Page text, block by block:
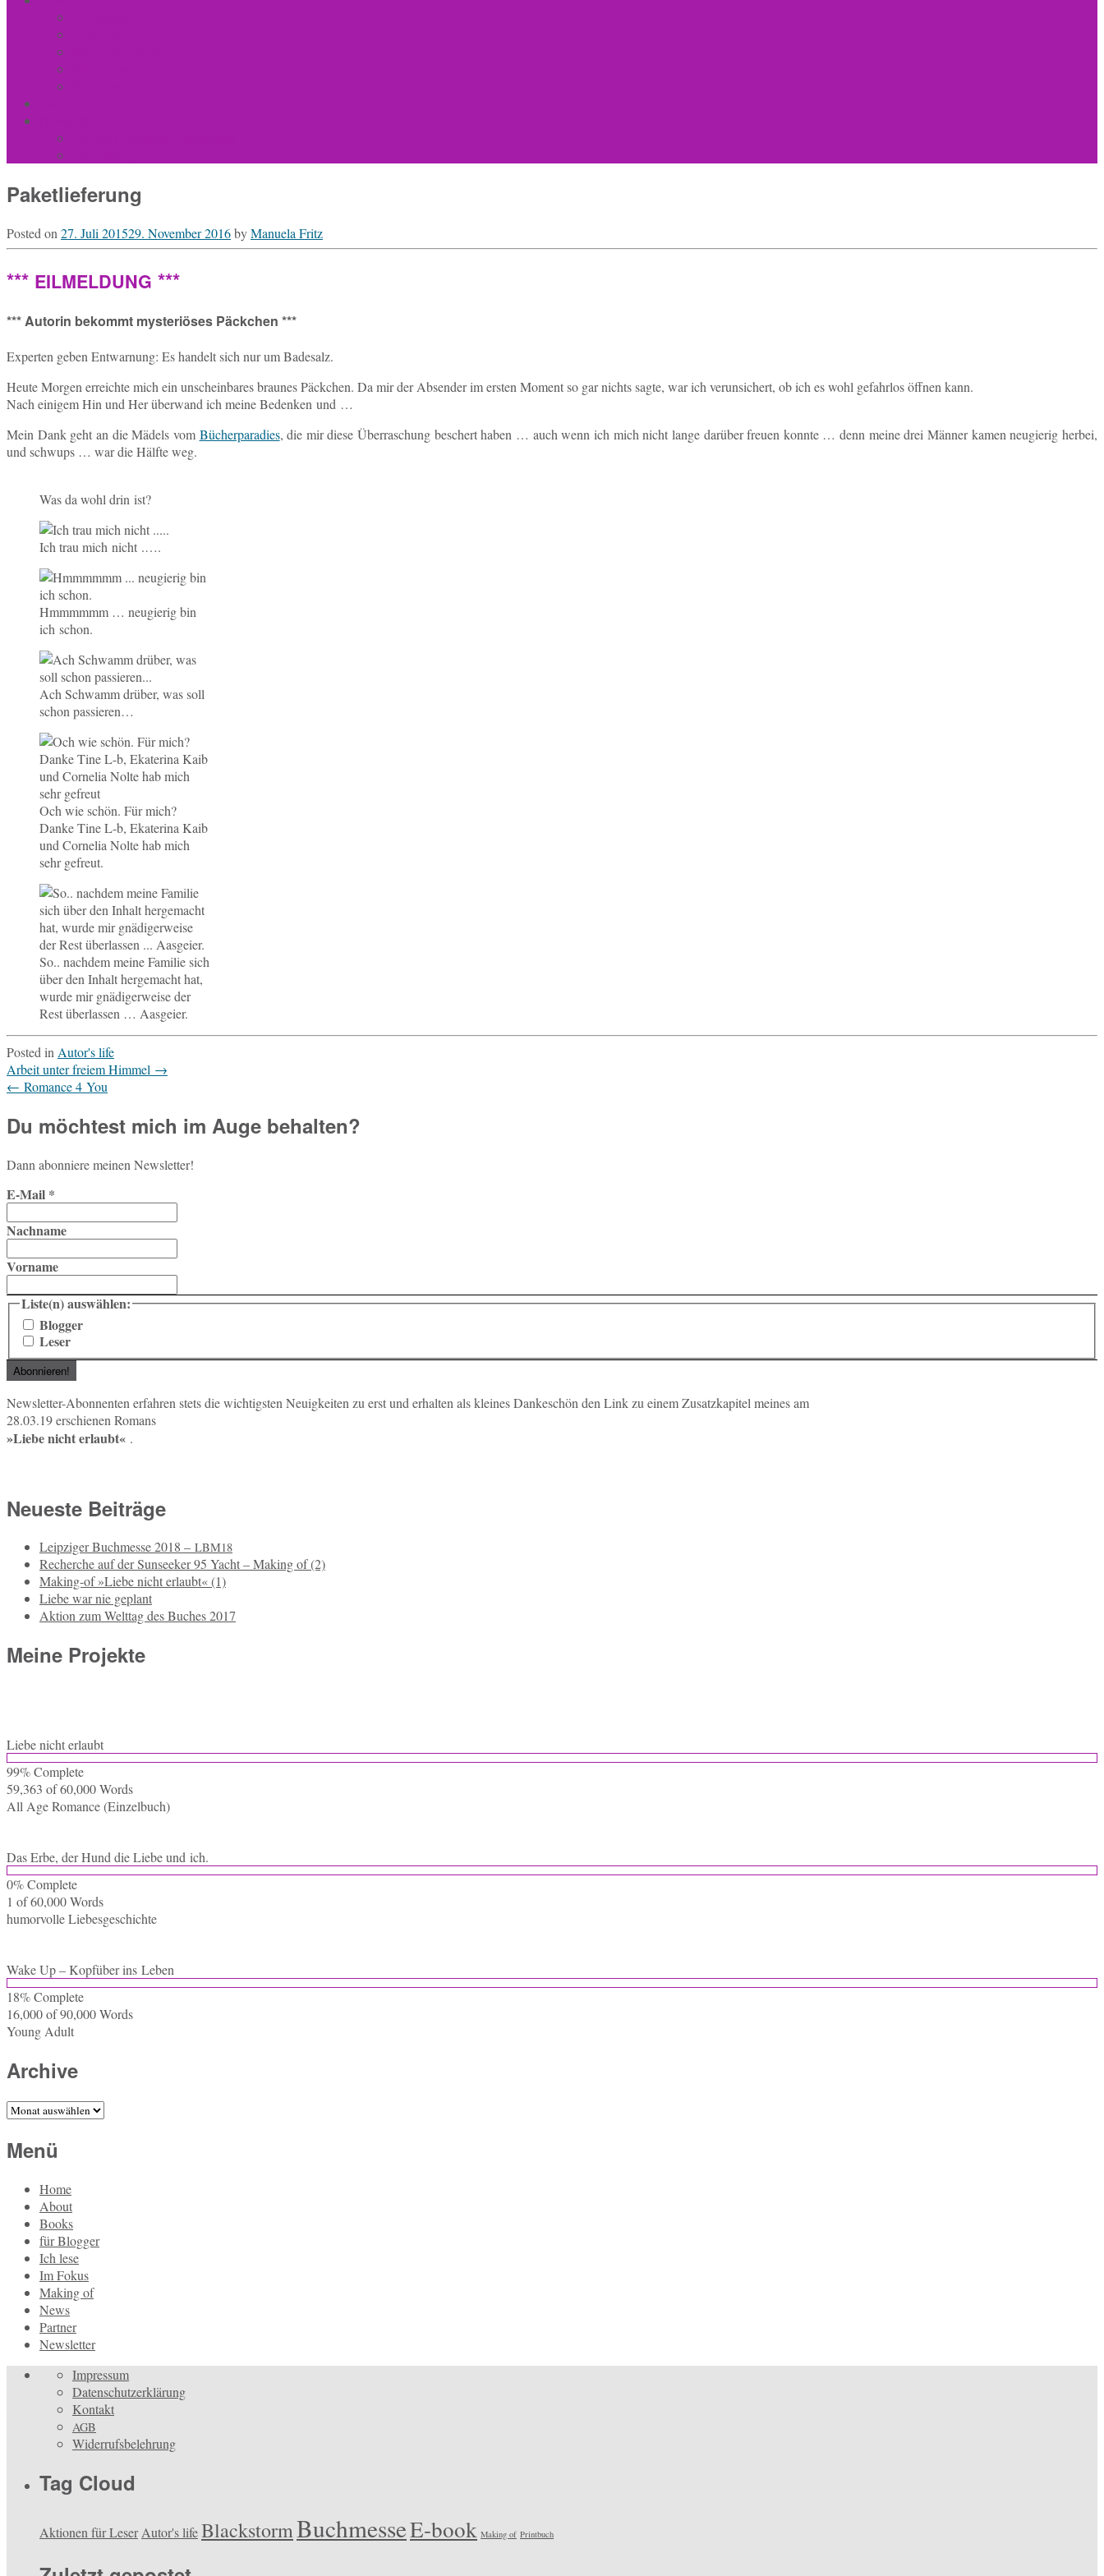
Paketlieferung
Posted on 27. Juli 201529. November 2016byManuela Fritz
*** EILMELDUNG ***
*** Autorin bekommt mysteriöses Päckchen ***
Ex­per­ten geben Ent­war­nung: Es han­delt sich nur um Badesalz.
Heute Morgen er­reich­te mich ein un­schein­ba­res brau­nes Päck­chen. Da mir der Ab­sen­der im ersten Moment so gar nichts sagte, war ich ver­un­si­chert, ob ich es wohl ge­fahr­los öffnen kann.
Nach ei­ni­gem Hin und Her über­wand ich meine Be­den­ken und …
Mein Dank geht an die Mädels vom Bü­cher­pa­ra­dies, die mir diese Über­ra­schung be­schert haben … auch wenn ich mich nicht lange dar­über freuen konnte … denn meine drei Männer kamen neu­gie­rig herbei,
und schwups … war die Hälfte weg.
Was da wohl drin ist?
Ich trau mich nicht .….
Hmmmmmm … neu­gie­rig bin
ich schon.
Ach Schwamm drüber, was soll
schon passieren…
Och wie schön. Für mich?
Danke Tine L‑b, Eka­te­ri­na Kaib
und Cor­ne­lia Nolte hab mich
sehr gefreut.
So.. nach­dem meine Fa­mi­lie sich
über den Inhalt her­ge­macht hat,
wurde mir gnä­di­ger­wei­se der
Rest über­las­sen … Aasgeier.
Posted inAutor's life
Post
navigation
Arbeit unter freiem Himmel →
← Romance 4 You
Du möchtest mich im Auge behalten?
Dann abon­nie­re meinen Newsletter!
E-Mail *
Nachname
Vorname
Liste(n) auswählen:
Blogger
Leser
News­let­ter-Abon­nen­ten er­fah­ren stets die wich­tigs­ten Neu­ig­kei­ten zu erst und er­hal­ten als klei­nes Dan­ke­schön den Link zu einem Zu­satz­ka­pi­tel meines am
28.03.19 er­schie­nen Romans
»Liebe nicht er­laubt« .
Neueste Beiträge
Leipziger Buchmesse 2018 – LBM18
Recherche auf der Sunseeker 95 Yacht – Making of (2)
Making-of »Liebe nicht erlaubt« (1)
Liebe war nie geplant
Aktion zum Welttag des Buches 2017
Meine Projekte
Liebe nicht erlaubt
99% Com­ple­te
59,363 of 60,000Words
All Age Ro­mance (Ein­zel­buch)
Das Erbe, der Hund die Liebe und ich.
0% Com­ple­te
1 of 60,000Words
hu­mor­vol­le Liebesgeschichte
Wake Up – Kopf­über ins Leben
18% Com­ple­te
16,000 of 90,000Words
Young Adult
Archive
Archive
Menü
Home
About
Books
für Blogger
Ich lese
Im Fokus
Making of
News
Partner
Newsletter
Impressum
Datenschutzerklärung
Kontakt
AGB
Widerrufsbelehrung
Tag Cloud
Aktionen für LeserAutor's lifeBlackstormBuchmesseE-book Making of Printbuch